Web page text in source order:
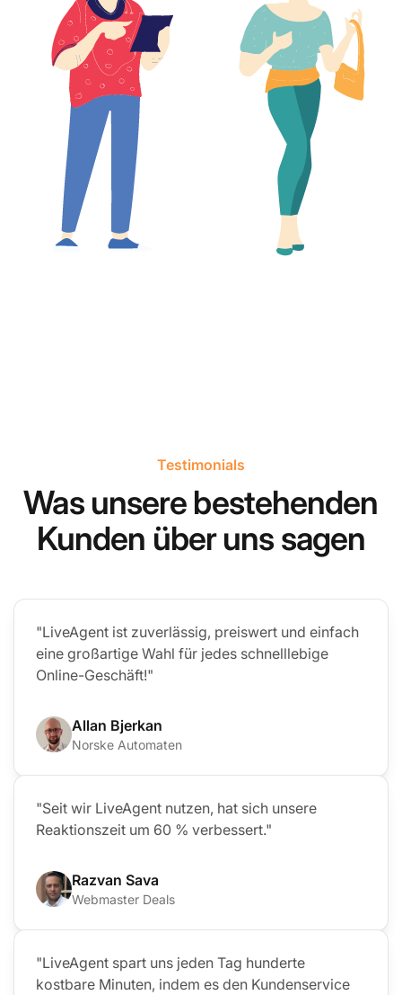
Testimonials
Was unsere bestehenden
Kunden über uns sagen
"LiveAgent ist zuverlässig, preiswert und einfach
eine großartige Wahl für jedes schnelllebige
Online-Geschäft!"
Allan Bjerkan
Norske Automaten
"Seit wir LiveAgent nutzen, hat sich unsere
Reaktionszeit um 60 % verbessert."
Razvan Sava
Webmaster Deals
"LiveAgent spart uns jeden Tag hunderte
kostbare Minuten, indem es den Kundenservice